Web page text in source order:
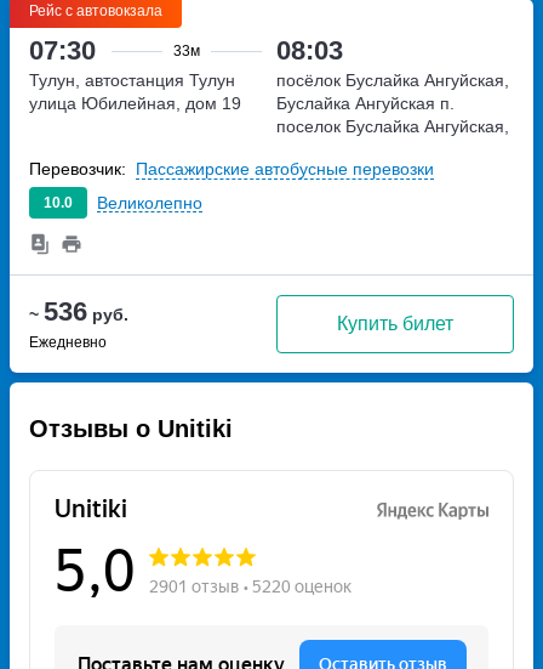
Рейс с автовокзала
07:30 33м 08:03
~ 536 руб.
Ежедневно
Купить билет
Тулун, автостанция Тулун
улица Юбилейная, дом 19
посёлок Буслайка Ангуйская,
Буслайка Ангуйская п.
поселок Буслайка Ангуйская,
10.0 Великолепно
Перевозчик: Пассажирские автобусные перевозки
Отзывы о Unitiki